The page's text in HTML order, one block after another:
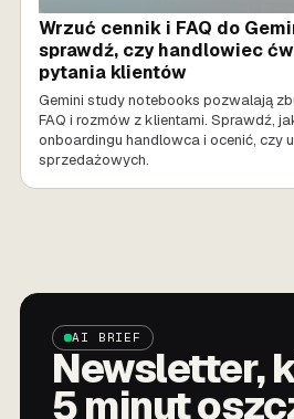
Wrzuć cennik i FAQ do
sprawdź, czy handlowiec
pytania klientów
Gemini study notebooks pozwalają
FAQ i rozmów z klientami. Sprawdź,
onboardingu handlowca i ocenić, czy
sprzedażowych.
AI BRIEF
Newsletter,
5 minut